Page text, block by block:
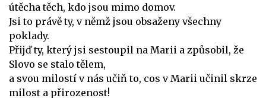
útěcha těch, kdo jsou mimo domov.
Jsi to právě ty, v němž jsou obsaženy všechny
poklady.
Přijď ty, který jsi sestoupil na Marii a způsobil, že
Slovo se stalo tělem,
a svou milostí v nás učiň to, cos v Marii učinil skrze
milost a přirozenost!